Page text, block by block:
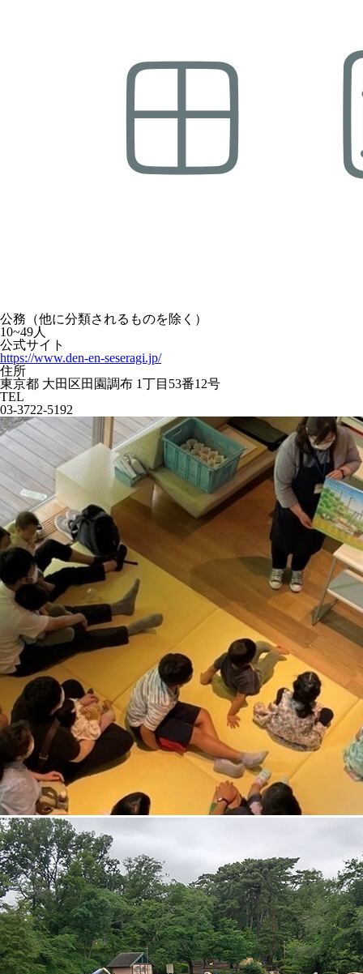
公務（他に分類されるものを除く）
10~49人
公式サイト
https://www.den-en-seseragi.jp/
住所
東京都 大田区田園調布 1丁目53番12号
TEL
03-3722-5192